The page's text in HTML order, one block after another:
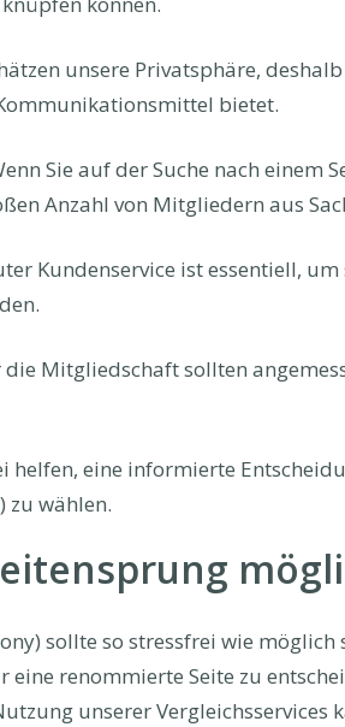
unsere Privatsphäre,
bietet.
Sie auf der Suche nach einem
Anzahl von Mitgliedern aus
Kundenservice ist essentiell,
die Mitgliedschaft sollten
helfen, eine informierte
zu wählen.
sollte so stressfrei wie
eine renommierte Seite zu
unserer Vergleichsservices